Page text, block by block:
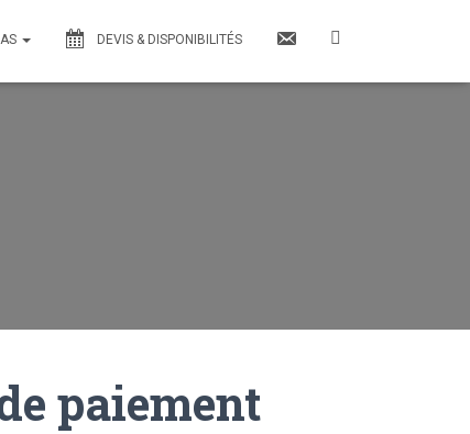
DEVIS & DISPONIBILITÉS
paiement